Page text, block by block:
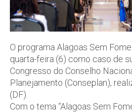
O programa Alagoas Sem
quarta-feira (6) como caso de
Congresso do Conselho
Planejamento (Conseplan),
(DF).
Com o tema “Alagoas Sem